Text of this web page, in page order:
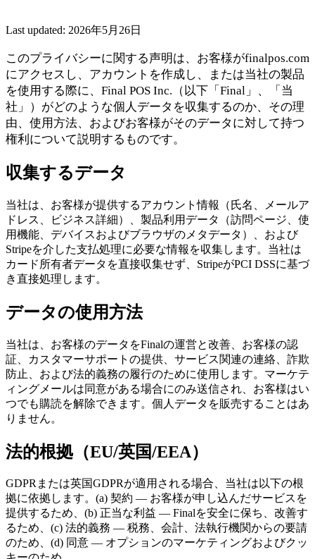
Organization Tools BuildCreate unique checkout flows
ScaleDistribute your POS creations Code
Add
custom capabilities
Flows
Hardware Pricing
ー向け Launch and monetize a branded POS
Use Cases
カウンターPOSFront-of-house checkout
セルフチェック
アウトキオスク Self-service flows
Resources
FinalについてGet to know the team behind Final
リリース
ノート What's new in our latest release
ヘルプセンター
MCPサーバー
Last updated: 2026年5月26日
このプライバシーに関する声明は、お客様がfinalpos.com
にアクセスし、アカウントを作成し、または当社の製品
を使用する際に、Final POS Inc.（以下「Final」、「当
社」）がどのような個人データを収集するのか、その理
由、使用方法、およびお客様がそのデータに対して持つ
権利について説明するものです。
収集するデータ
当社は、お客様が提供するアカウント情報（氏名、メールア
ドレス、ビジネス詳細）、製品利用データ（訪問ページ、使
用機能、デバイスおよびブラウザのメタデータ）、および
Stripeを介した支払処理に必要な情報を収集します。当社は
カード所有者データを直接収集せず、StripeがPCI DSSに基づ
き直接処理します。
データの使用方法
当社は、お客様のデータをFinalの運営と改善、お客様の認
証、カスタマーサポートの提供、サービス関連の連絡、詐欺
防止、および法的義務の履行のために使用します。マーケテ
ィングメールは同意がある場合にのみ送信され、お客様はい
つでも購読を解除できます。個人データを販売することはあ
りません。
法的根拠（EU/英国/EEA）
GDPRまたは英国GDPRが適用される場合、当社は以下の根
拠に依拠します。(a) 契約 — お客様が申し込んだサービスを
提供するため、(b) 正当な利益 — Finalを安全に保ち、改善す
るため、(c) 法的義務 — 税務、会計、法執行機関からの要請
のため、(d) 同意 — オプションのマーケティングおよびクッ